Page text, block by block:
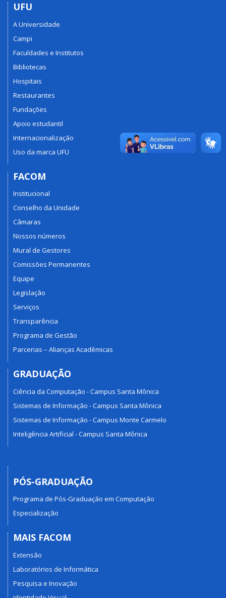
UFU
A Universidade
Campi
Faculdades e Institutos
Bibliotecas
Hospitais
Restaurantes
Fundações
Apoio estudantil
Internacionalização
Uso da marca UFU
FACOM
Institucional
Conselho da Unidade
Câmaras
Nossos números
Mural de Gestores
Comissões Permanentes
Equipe
Legislação
Serviços
Transparência
Programa de Gestão
Parcerias – Alianças Acadêmicas
GRADUAÇÃO
Ciência da Computação - Campus Santa Mônica
Sistemas de Informação - Campus Santa Mônica
Sistemas de Informação - Campus Monte Carmelo
Inteligência Artificial - Campus Santa Mônica
PÓS-GRADUAÇÃO
Programa de Pós-Graduação em Computação
Especialização
MAIS FACOM
Extensão
Laboratórios de Informática
Pesquisa e Inovação